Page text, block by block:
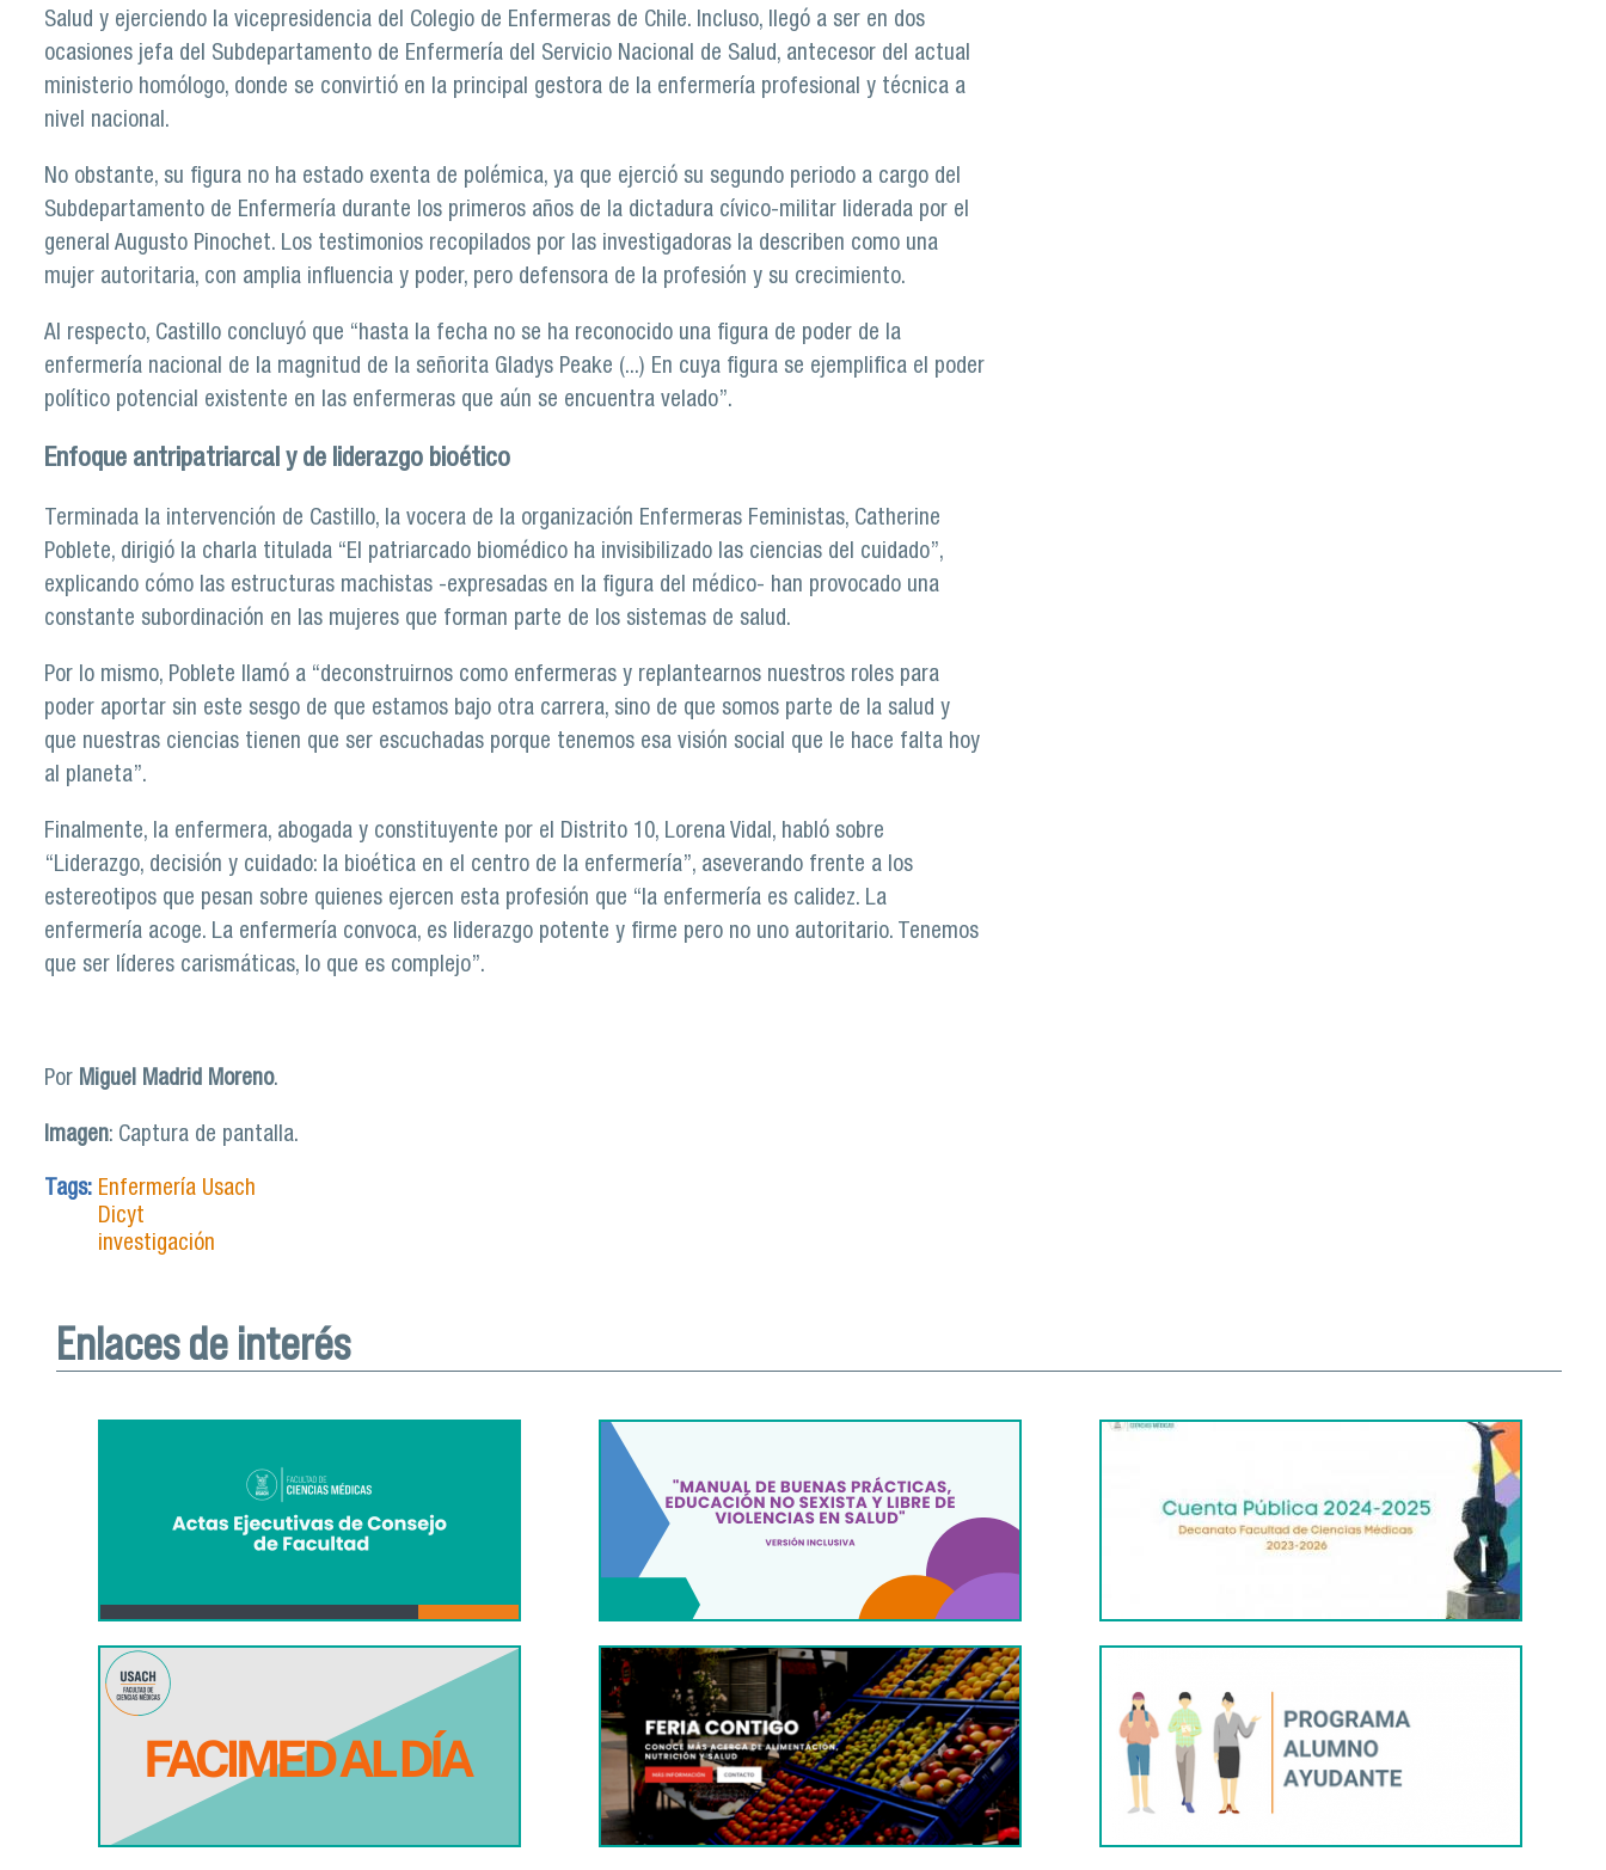
Salud y ejerciendo la vicepresidencia del Colegio de Enfermeras de Chile. Incluso, llegó a ser en dos
ocasiones jefa del Subdepartamento de Enfermería del Servicio Nacional de Salud, antecesor del actual
ministerio homólogo, donde se convirtió en la principal gestora de la enfermería profesional y técnica a
nivel nacional.
No obstante, su figura no ha estado exenta de polémica, ya que ejerció su segundo periodo a cargo del
Subdepartamento de Enfermería durante los primeros años de la dictadura cívico-militar liderada por el
general Augusto Pinochet. Los testimonios recopilados por las investigadoras la describen como una
mujer autoritaria, con amplia influencia y poder, pero defensora de la profesión y su crecimiento.
Al respecto, Castillo concluyó que “hasta la fecha no se ha reconocido una figura de poder de la
enfermería nacional de la magnitud de la señorita Gladys Peake (...) En cuya figura se ejemplifica el poder
político potencial existente en las enfermeras que aún se encuentra velado”.
Enfoque antripatriarcal y de liderazgo bioético
Terminada la intervención de Castillo, la vocera de la organización Enfermeras Feministas, Catherine
Poblete, dirigió la charla titulada “El patriarcado biomédico ha invisibilizado las ciencias del cuidado”,
explicando cómo las estructuras machistas -expresadas en la figura del médico- han provocado una
constante subordinación en las mujeres que forman parte de los sistemas de salud.
Por lo mismo, Poblete llamó a “deconstruirnos como enfermeras y replantearnos nuestros roles para
poder aportar sin este sesgo de que estamos bajo otra carrera, sino de que somos parte de la salud y
que nuestras ciencias tienen que ser escuchadas porque tenemos esa visión social que le hace falta hoy
al planeta”.
Finalmente, la enfermera, abogada y constituyente por el Distrito 10, Lorena Vidal, habló sobre
“Liderazgo, decisión y cuidado: la bioética en el centro de la enfermería”, aseverando frente a los
estereotipos que pesan sobre quienes ejercen esta profesión que “la enfermería es calidez. La
enfermería acoge. La enfermería convoca, es liderazgo potente y firme pero no uno autoritario. Tenemos
que ser líderes carismáticas, lo que es complejo”.
Por Miguel Madrid Moreno.
Imagen: Captura de pantalla.
Tags: Enfermería Usach
Dicyt
investigación
Enlaces de interés